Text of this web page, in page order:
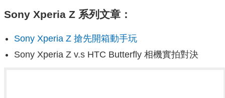
Sony Xperia Z 系列文章：
Sony Xperia Z 搶先開箱動手玩
Sony Xperia Z v.s HTC Butterfly 相機實拍對決